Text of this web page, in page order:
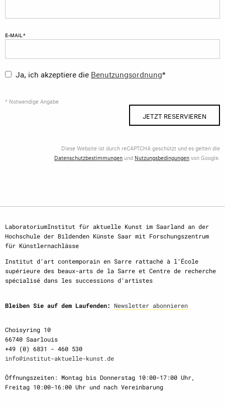
E-MAIL *
Ja, ich akzeptiere die Benutzungsordnung*
* Notwendige Angabe
JETZT RESERVIEREN
Diese Website ist durch reCAPTCHA geschützt und es gelten die
Datenschutzbestimmungen und Nutzungsbedingungenvon Google.
LaboratoriumInstitut für aktuelle Kunst im Saarland an der
Hochschule der Bildenden Künste Saar mit Forschungszentrum
für Künstlernachlässe
Institut d‘art contemporain en Sarre rattaché à l‘École
supérieure des beaux-arts de la Sarre et Centre de recherche
spécialisé dans les successions d‘artistes
Bleiben Sie auf dem Laufenden: Newsletter abonnieren
Choisyring 10
66740 Saarlouis
+49 (0) 6831 - 460 530
info@institut-aktuelle-kunst.de
Öffnungszeiten: Montag bis Donnerstag 10:00-17:00 Uhr,
Freitag 10:00-16:00 Uhr und nach Vereinbarung